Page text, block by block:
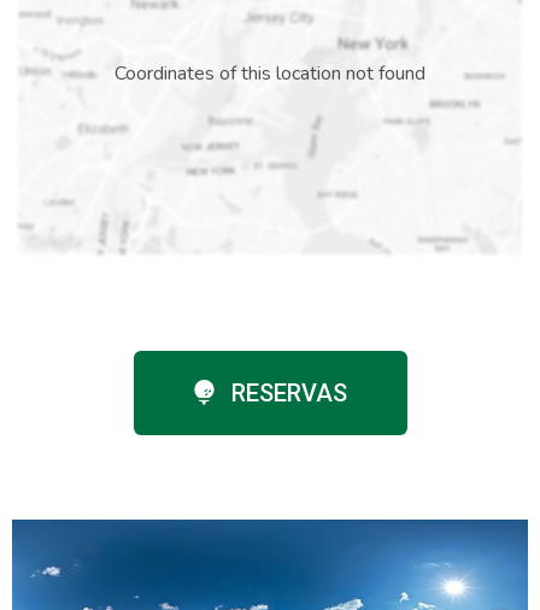
Coordinates of this location not found
RESERVAS